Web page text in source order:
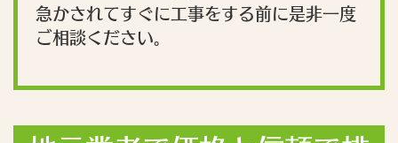
急かされてすぐに工事をする前に是非一度
ご相談ください。